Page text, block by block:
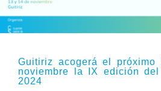
Guitiriz acogerá el
noviembre la IX edición del
2024